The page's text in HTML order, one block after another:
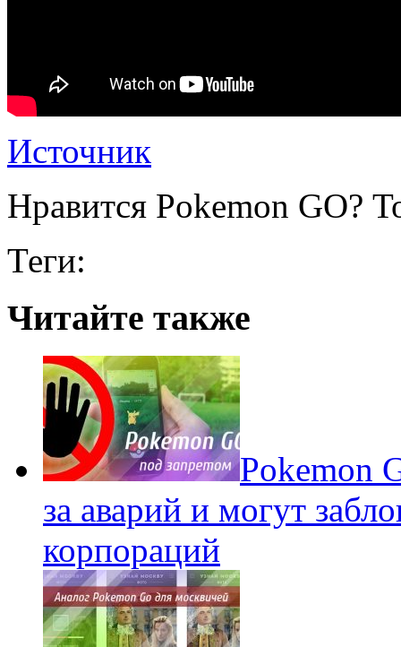
Источник
Нравится Pokemon GO?
Теги:
Читайте также
Pokеmon
за аварий и могут
корпораций